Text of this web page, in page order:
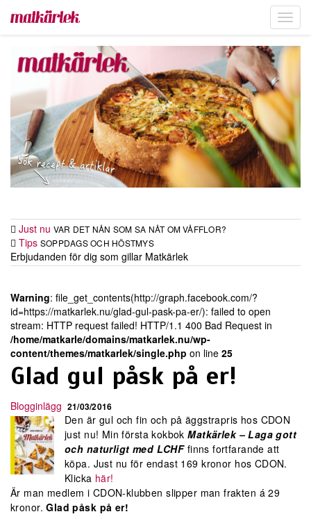
Just nu VAR DET NÅN SOM SA NÅT OM VÅFFLOR?
Tips SOPPDAGS OCH HÖSTMYS
Erbjudanden för dig som gillar Matkärlek
Warning: file_get_contents(http://graph.facebook.com/?
id=https://matkarlek.nu/glad-gul-pask-pa-er/): failed to open
stream: HTTP request failed! HTTP/1.1 400 Bad Request in
/home/matkarle/domains/matkarlek.nu/wp-
content/themes/matkarlek/single.php on line 25
Glad gul påsk på er!
Blogginlägg 21/03/2016
Den är gul och fin och på äggstrapris hos CDON
just nu! Min första kokbokMatkärlek – Laga gott
och naturligt med LCHFfinns fortfarande att
köpa. Just nu för endast 169 kronor hos CDON.
Klicka här!
Är man medlem i CDON-klubben slipper man frakten á 29
kronor.Glad påsk på er!